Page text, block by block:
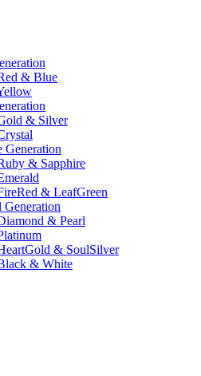
& Blue
& Silver
Generation
& Sapphire
& LeafGreen
& Pearl
& SoulSilver
& White